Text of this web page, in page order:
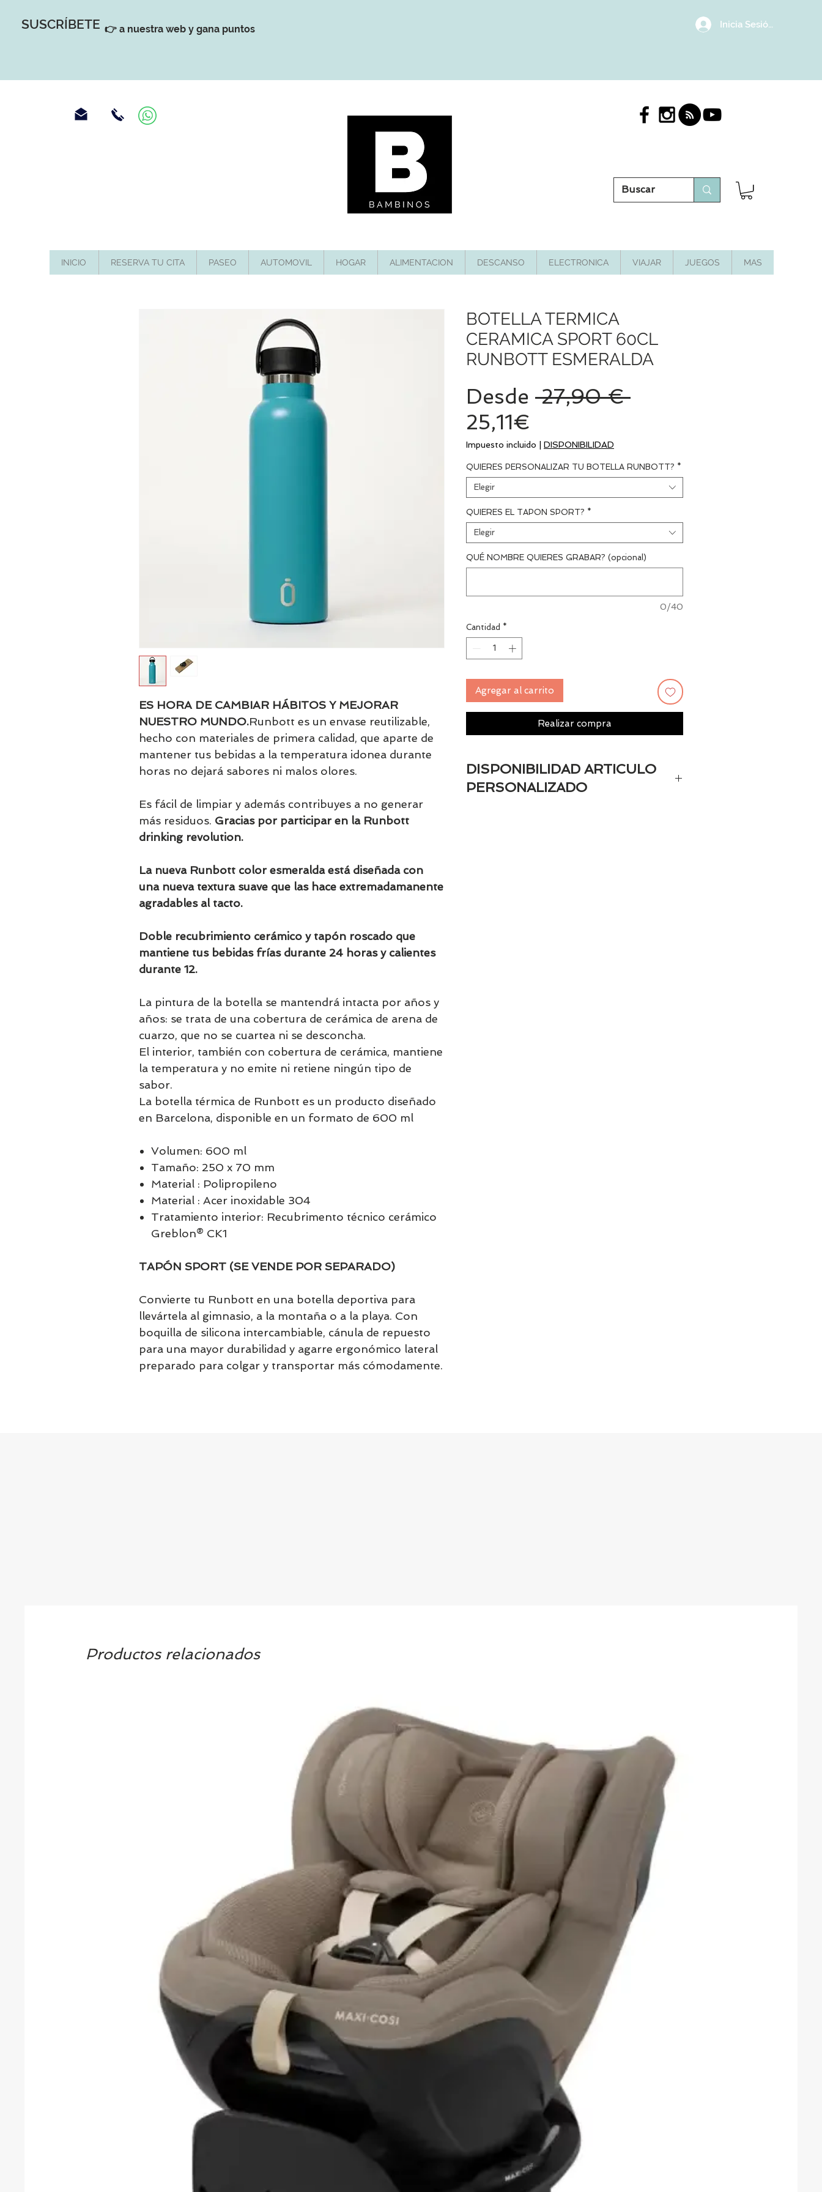
SUSCRÍBETE 👉 a nuestra web y gana puntos Inicia Sesión/
INICIO RESERVA TU CITA PASEO AUTOMOVIL HOGAR ALIMENTACION DESCANSO ELECTRONICA VIAJAR JUEGOS MAS
ES HORA DE CAMBIAR HÁBITOS Y MEJORAR
NUESTRO MUNDO.Runbott es un envase reutilizable,
hecho con materiales de primera calidad, que aparte de
mantener tus bebidas a la temperatura idonea durante
horas no dejará sabores ni malos olores.
Es fácil de limpiar y además contribuyes a no generar
más residuos. Gracias por participar en la Runbott
drinking revolution.
La nueva Runbott color esmeralda está diseñada con
una nueva textura suave que las hace extremadamanente
agradables al tacto.
Doble recubrimiento cerámico y tapón roscado que
mantiene tus bebidas frías durante 24 horas y calientes
durante 12.
La pintura de la botella se mantendrá intacta por años y
años: se trata de una cobertura de cerámica de arena de
cuarzo, que no se cuartea ni se desconcha.
El interior, también con cobertura de cerámica, mantiene
la temperatura y no emite ni retiene ningún tipo de
sabor.
La botella térmica de Runbott es un producto diseñado
en Barcelona, disponible en un formato de 600 ml
Volumen: 600 ml
Tamaño: 250 x 70 mm
Material : Polipropileno
Material : Acer inoxidable 304
Tratamiento interior: Recubrimento técnico cerámico
Greblon® CK1
TAPÓN SPORT (SE VENDE POR SEPARADO)
Convierte tu Runbott en una botella deportiva para
llevártela al gimnasio, a la montaña o a la playa. Con
boquilla de silicona intercambiable, cánula de repuesto
para una mayor durabilidad y agarre ergonómico lateral
preparado para colgar y transportar más cómodamente.
BOTELLA TERMICA
CERAMICA SPORT 60CL
RUNBOTT ESMERALDA
Desde 27,90 € Precio
25,11€
de
oferta
Impuesto incluido DISPONIBILIDAD
QUIERES PERSONALIZAR TU BOTELLA RUNBOTT? *
Elegir
QUIERES EL TAPON SPORT? *
Elegir
QUÉ NOMBRE QUIERES GRABAR? (opcional)
0/40
Cantidad *
Agregar al carrito
Realizar compra
DISPONIBILIDAD ARTICULO
PERSONALIZADO
Productos relacionados